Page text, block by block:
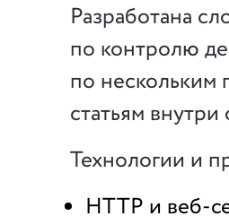
Разработана
по контролю
по
статьям
Технологии и
HTTP и веб-